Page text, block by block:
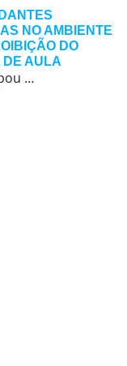
NO AMBIENTE
DO
AULA
O Pentágono participou de uma matéria especial no programa Repórter Record Investigação sobre a proibição do uso de celulares em sala de aula após um semestre da lei.